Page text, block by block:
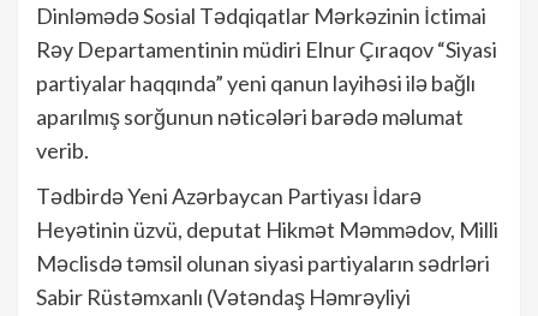
Dinləmədə Sosial Tədqiqatlar Mərkəzinin İctimai
Rəy Departamentinin müdiri Elnur Çıraqov “Siyasi
partiyalar haqqında” yeni qanun layihəsi ilə bağlı
aparılmış sorğunun nəticələri barədə məlumat
verib.
Tədbirdə Yeni Azərbaycan Partiyası İdarə
Heyətinin üzvü, deputat Hikmət Məmmədov, Milli
Məclisdə təmsil olunan siyasi partiyaların sədrləri
Sabir Rüstəmxanlı (Vətəndaş Həmrəyliyi